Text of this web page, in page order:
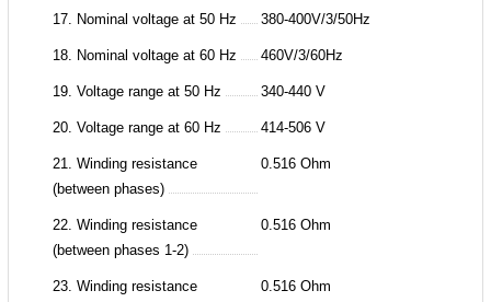
17. Nominal voltage at 50 Hz 380-400V/3/50Hz
18. Nominal voltage at 60 Hz 460V/3/60Hz
19. Voltage range at 50 Hz 340-440 V
20. Voltage range at 60 Hz 414-506 V
21. Winding resistance
(between phases)
0.516 Ohm
22. Winding resistance
(between phases 1-2)
0.516 Ohm
23. Winding resistance
0.516 Ohm